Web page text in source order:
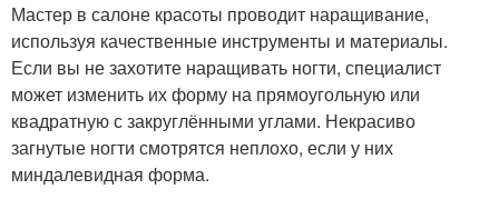
Мастер в салоне красоты проводит наращивание,
используя качественные инструменты и материалы.
Если вы не захотите наращивать ногти, специалист
может изменить их форму на прямоугольную или
квадратную с закруглёнными углами. Некрасиво
загнутые ногти смотрятся неплохо, если у них
миндалевидная форма.